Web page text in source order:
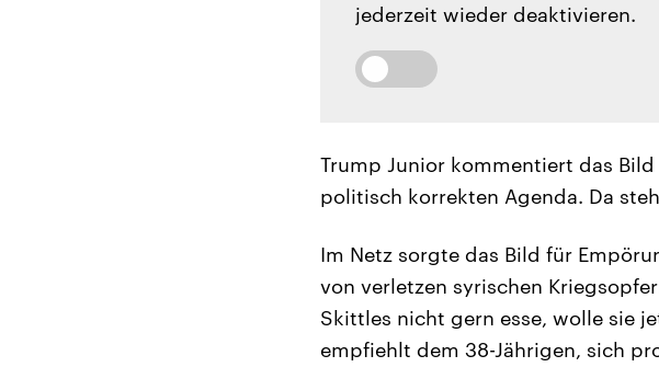
jederzeit wieder deaktivieren.
Trump Junior kommentiert das
politisch korrekten Agenda. Da
Im Netz sorgte das Bild für
von verletzen syrischen
Skittles nicht gern esse, wolle sie
empfiehlt dem 38-Jährigen, sich